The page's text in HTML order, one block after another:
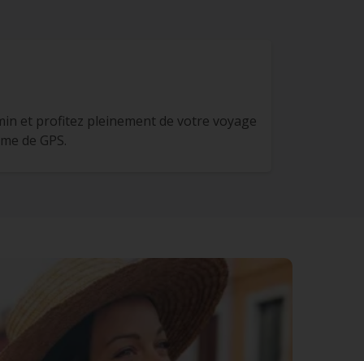
et profitez pleinement de votre voyage
de GPS.